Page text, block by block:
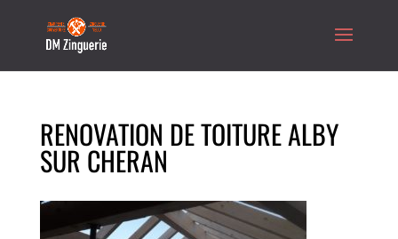
RENOVATION DE TOITURE ALBY
SUR CHERAN